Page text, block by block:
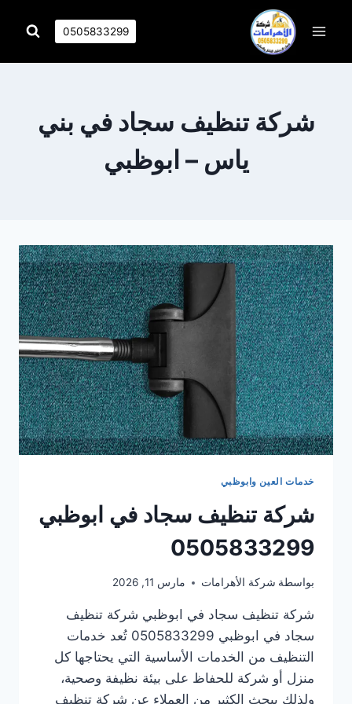
0505833299
شركة تنظيف سجاد في بني
ياس – ابوظبي
خدمات العين وابوظبي
شركة تنظيف سجاد في ابوظبي
0505833299
بواسطة شركة الأهرامات مارس 11, 2026
شركة تنظيف سجاد في ابوظبي شركة تنظيف
سجاد في ابوظبي 0505833299 تُعد خدمات
التنظيف من الخدمات الأساسية التي يحتاجها كل
منزل أو شركة للحفاظ على بيئة نظيفة وصحية،
ولذلك يبحث الكثير من العملاء عن شركة تنظيف